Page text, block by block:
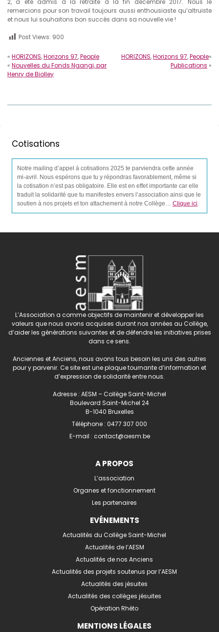
2, a été admis à la retraite à la fin décembre 2017. Nous le
remercions pour son travail toujours aussi enthousiaste qu’altruiste
et nous lui souhaitons bon succès dans sa nouvelle vie !
Post Views: 900
« HORIZONS,Horizons 97,People
« Nouvelles du Fonds Ngangi, par
Henry de Biolley
HORIZONS,Horizons 97,People»
Publications »
Cotisations
Notre mailing d’appel à cotisations 2025 te parviendra cette année
mi-avril. Nous espérons que tu y répondras favorablement, même si
la cotisation n’est pas obligatoire. Elle est en effet importante car elle
traduit la solidarité que tu manifestes envers l’association ainsi que le
soutien à nos projets et ton attachement à notre Collège… Clique ici.
L’Association a comme objectifs de maintenir et développer les
valeurs que nous avons acquises durant nos années au Collège,
d’aider les générations suivantes et de défendre les initiatives prises
dans ce sens.
Anciennes et Anciens, nous avons tous besoin les uns des autres
pour y parvenir. Ce site est une plaque tournante d’information et
d’expression de solidarité entre nous.
Adresse : AESM – Collège Saint-Michel
Boulevard Saint-Michel 24
B-1040 Bruxelles
Téléphone : 0477 307 000
E-mail : contact@aesm.be
A PROPOS
L’association
Organes et fonctionnement
Les partenaires
EVÉNEMENTS
Actualités du Collège Saint-Michel
Actualités de l’AESM
Actualités de nos Anciens
Actualités des projets soutenus par l’AESM
Actualités des jésuites
Actualités des collèges jésuites
Opération Rhéto
MENTIONS LÉGALES